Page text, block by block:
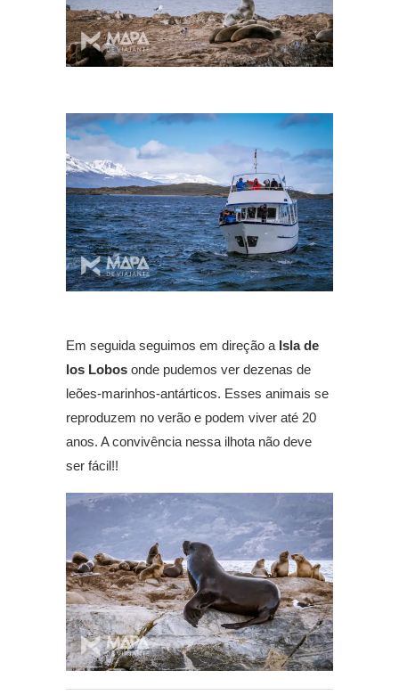
Em seguida seguimos em direção a Isla de
los Lobos onde pudemos ver dezenas de
leões-marinhos-antárticos. Esses animais se
reproduzem no verão e podem viver até 20
anos. A convivência nessa ilhota não deve
ser fácil!!